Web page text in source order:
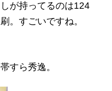
しが持ってるのは124
刷。すごいですね。
帯すら秀逸。